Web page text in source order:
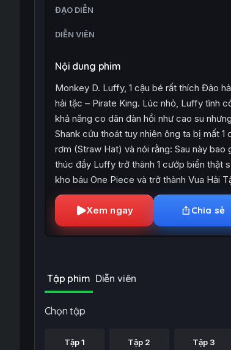
ĐẠO DIỄN
DIỄN VIÊN
Nội dung phim
Monkey D. Luffy, 1 cậu bé rất thích Đảo
hải tặc – Pirate King. Lúc nhỏ, Luffy tình
khả năng co dãn đàn hồi như cao su
Shank cứu thoát tuy nhiên ông ta bị mất
rơm (Straw Hat) và nói rằng: Sau này bao
thúc đầy Luffy trở thành 1 cướp biển thật
kho báu One Piece và trở thành Vua Hải
Xem ngay Chia sẻ
Tập phim Diễn viên
Chọn tập
Tập 1 Tập 2 Tập 3